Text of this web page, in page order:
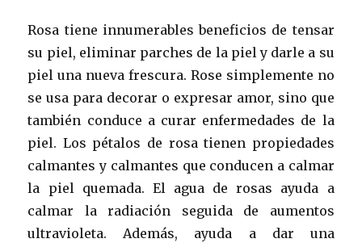
Rosa tiene innumerables beneficios de tensar
su piel, eliminar parches de la piel y darle a su
piel una nueva frescura. Rose simplemente no
se usa para decorar o expresar amor, sino que
también conduce a curar enfermedades de la
piel. Los pétalos de rosa tienen propiedades
calmantes y calmantes que conducen a calmar
la piel quemada. El agua de rosas ayuda a
calmar la radiación seguida de aumentos
ultravioleta. Además, ayuda a dar una